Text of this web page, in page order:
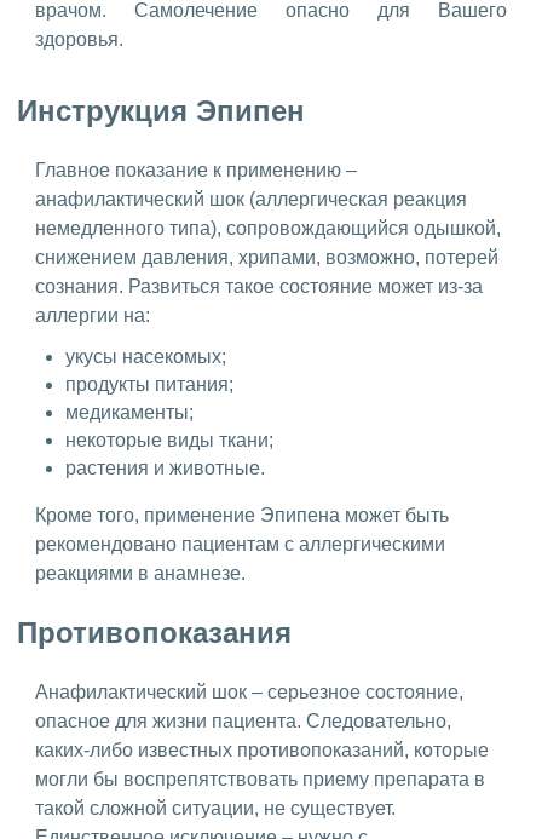
врачом. Самолечение опасно для Вашего
здоровья.
Инструкция Эпипен
Главное показание к применению –
анафилактический шок (аллергическая реакция
немедленного типа), сопровождающийся одышкой,
снижением давления, хрипами, возможно, потерей
сознания. Развиться такое состояние может из-за
аллергии на:
укусы насекомых;
продукты питания;
медикаменты;
некоторые виды ткани;
растения и животные.
Кроме того, применение Эпипена может быть
рекомендовано пациентам с аллергическими
реакциями в анамнезе.
Противопоказания
Анафилактический шок – серьезное состояние,
опасное для жизни пациента. Следовательно,
каких-либо известных противопоказаний, которые
могли бы воспрепятствовать приему препарата в
такой сложной ситуации, не существует.